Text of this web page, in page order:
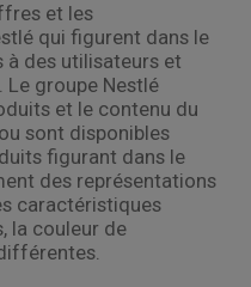
et les
qui figurent dans le
à des utilisateurs et
Le groupe Nestlé
et le contenu du
sont disponibles
figurant dans le
des représentations
caractéristiques
la couleur de